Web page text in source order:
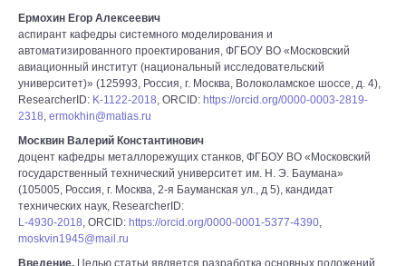
Ермохин Егор Алексеевич
аспирант кафедры cистемного моделирования и
автоматизированного проектирования, ФГБОУ ВО «Московский
авиационный институт (национальный исследовательский
университет)» (125993, Россия, г. Москва, Волоколамское шоссе, д. 4),
ResearcherID: K-1122-2018, ORCID: https://orcid.org/0000-0003-2819-
2318, ermokhin@matias.ru
Москвин Валерий Константинович
доцент кафедры металлорежущих станков, ФГБОУ ВО «Московский
государственный технический университет им. Н. Э. Баумана»
(105005, Россия, г. Москва, 2-я Бауманская ул., д 5), кандидат
технических наук, ResearcherID:
L-4930-2018, ORCID: https://orcid.org/0000-0001-5377-4390,
moskvin1945@mail.ru
Введение. Целью статьи является разработка основных положений